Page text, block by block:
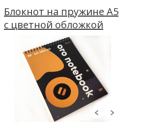
Блокнот на пружине А5
с цветной обложкой